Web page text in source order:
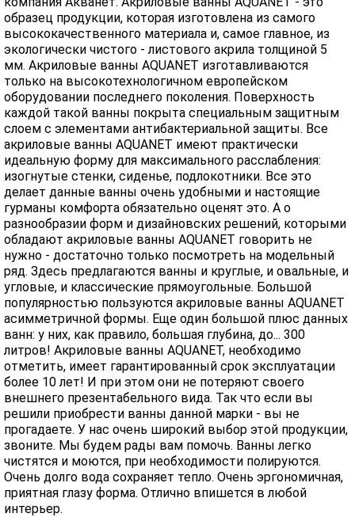
образец продукции, которая изготовлена из самого
высококачественного материала и, самое главное, из
экологически чистого - листового акрила толщиной 5
мм. Акриловые ванны AQUANET изготавливаются
только на высокотехнологичном европейском
оборудовании последнего поколения. Поверхность
каждой такой ванны покрыта специальным защитным
слоем с элементами антибактериальной защиты. Все
акриловые ванны AQUANET имеют практически
идеальную форму для максимального расслабления:
изогнутые стенки, сиденье, подлокотники. Все это
делает данные ванны очень удобными и настоящие
гурманы комфорта обязательно оценят это. А о
разнообразии форм и дизайновских решений, которыми
обладают акриловые ванны AQUANET говорить не
нужно - достаточно только посмотреть на модельный
ряд. Здесь предлагаются ванны и круглые, и овальные, и
угловые, и классические прямоугольные. Большой
популярностью пользуются акриловые ванны AQUANET
асимметричной формы. Еще один большой плюс данных
ванн: у них, как правило, большая глубина, до... 300
литров! Акриловые ванны AQUANET, необходимо
отметить, имеет гарантированный срок эксплуатации
более 10 лет! И при этом они не потеряют своего
внешнего презентабельного вида. Так что если вы
решили приобрести ванны данной марки - вы не
прогадаете. У нас очень широкий выбор этой продукции,
звоните. Мы будем рады вам помочь. Ванны легко
чистятся и моются, при необходимости полируются.
Очень долго вода сохраняет тепло. Очень эргономичная,
приятная глазу форма. Отлично впишется в любой
интерьер.